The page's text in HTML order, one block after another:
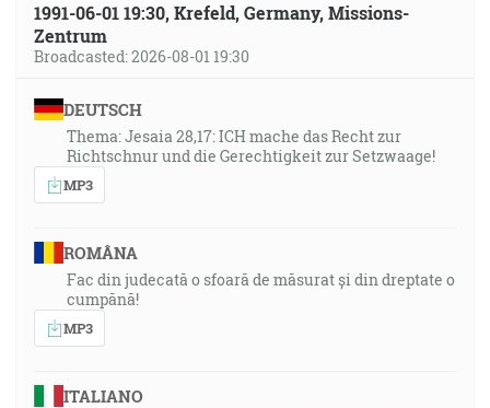
1991-06-01 19:30, Krefeld, Germany, Missions-
Zentrum
Broadcasted: 2026-08-01 19:30
DEUTSCH
Thema: Jesaia 28,17: ICH mache das Recht zur
Richtschnur und die Gerechtigkeit zur Setzwaage!
MP3
ROMÂNA
Fac din judecată o sfoară de măsurat și din dreptate o
cumpănă!
MP3
ITALIANO